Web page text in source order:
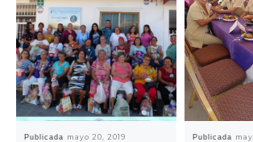
Publicada mayo 20, 2019 Publicada